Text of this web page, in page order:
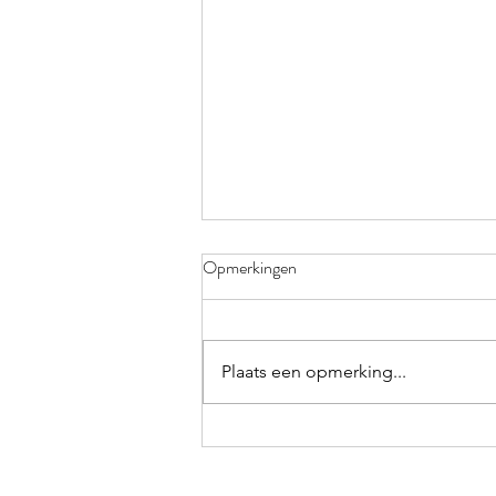
vzw OpWeg zoekt!
Opmerkingen
Plaats een opmerking...